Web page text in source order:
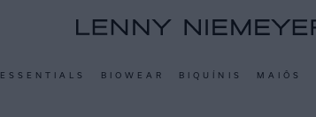
ESSENTIALS BIOWEAR BIQUÍNIS MAIÔS